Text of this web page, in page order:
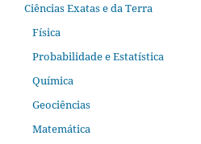
Ciências Exatas e da Terra
Física
Probabilidade e Estatística
Química
Geociências
Matemática